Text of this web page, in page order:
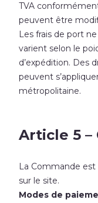
TVA
peuvent être
Les frais de port
varient selon le
d’expédition. Des
peuvent
métropolitaine.
Article 5 –
La Commande
sur le site.
Modes de